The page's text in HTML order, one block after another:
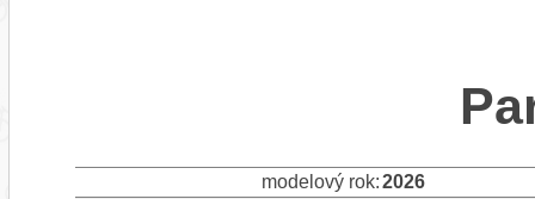
modelový rok:2026